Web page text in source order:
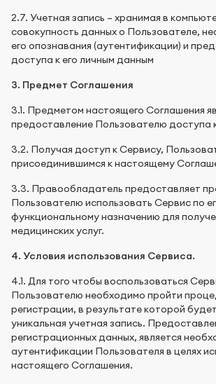
2.7. Учетная запись – хранимая в
совокупность данных о Пользователе,
его опознавания (аутентификации) и
доступа к его личным данным
3. Предмет Соглашения
3.1. Предметом настоящего Соглашения
предоставление Пользователю доступа
3.2. Получая доступ к Сервису,
присоединившимся к настоящему
3.3. Правообладатель предоставляет
Пользователю использовать Сервис по
функциональному назначению для
медицинских услуг.
4. Условия использования Сервиса.
4.1. Для того чтобы воспользоваться
Пользователю необходимо пройти
регистрации, в результате которой
уникальная учетная запись.
регистрационных данных, является
аутентификации Пользователя в целях
настоящего Соглашения.